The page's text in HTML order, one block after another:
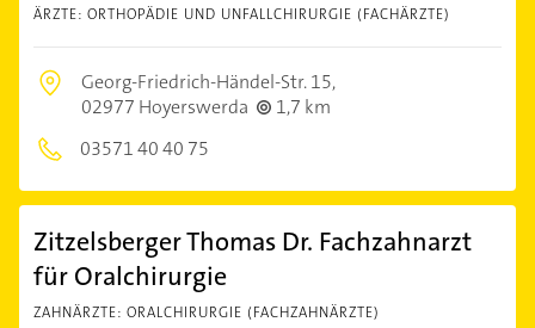
ÄRZTE: ORTHOPÄDIE UND UNFALLCHIRURGIE (FACHÄRZTE)
Georg-Friedrich-Händel-Str. 15,
02977 Hoyerswerda
1,7 km
03571 40 40 75
Zitzelsberger Thomas Dr. Fachzahnarzt
für Oralchirurgie
ZAHNÄRZTE: ORALCHIRURGIE (FACHZAHNÄRZTE)